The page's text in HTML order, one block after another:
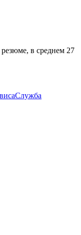
резюме, в среднем 27
Служба